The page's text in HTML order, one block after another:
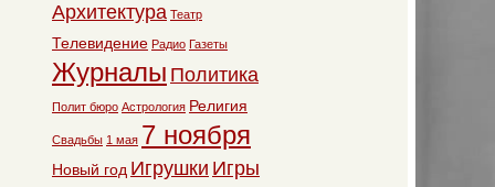
Архитектура Театр
Телевидение Радио Газеты
Журналы Политика
Полит бюро Астрология Религия
Свадьбы 1 мая 7 ноября
Новый год Игрушки Игры